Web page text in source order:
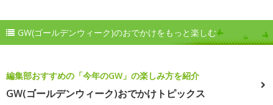
GW(ゴールデンウィーク)のおでかけをもっと楽しむ
編集部おすすめの「今年のGW」の楽しみ方を紹介
GW(ゴールデンウィーク)おでかけトピックス